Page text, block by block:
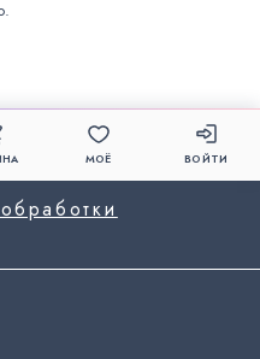
МОЁ ВОЙТИ